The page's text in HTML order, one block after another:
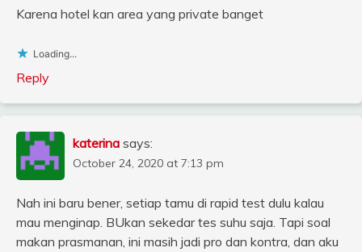
Karena hotel kan area yang private banget
Loading...
Reply
katerina says:
October 24, 2020 at 7:13 pm
Nah ini baru bener, setiap tamu di rapid test dulu kalau
mau menginap. BUkan sekedar tes suhu saja. Tapi soal
makan prasmanan, ini masih jadi pro dan kontra, dan aku